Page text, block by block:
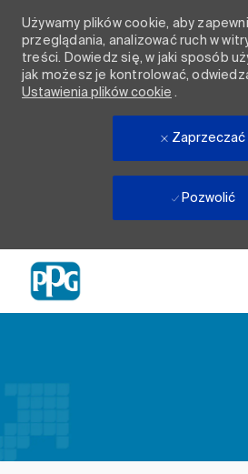
Używamy plików cookie, aby
przeglądania, analizować ruch w
treści. Dowiedz się, w jaki sposób
jak możesz je kontrolować,
Ustawienia plików cookie .
Zaprzeczać
Pozwolić